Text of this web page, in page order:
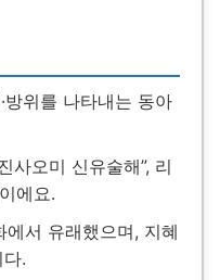
방위를 나타내는 동아
사오미 신유술해”, 리
에요.
서 유래했으며, 지혜
.